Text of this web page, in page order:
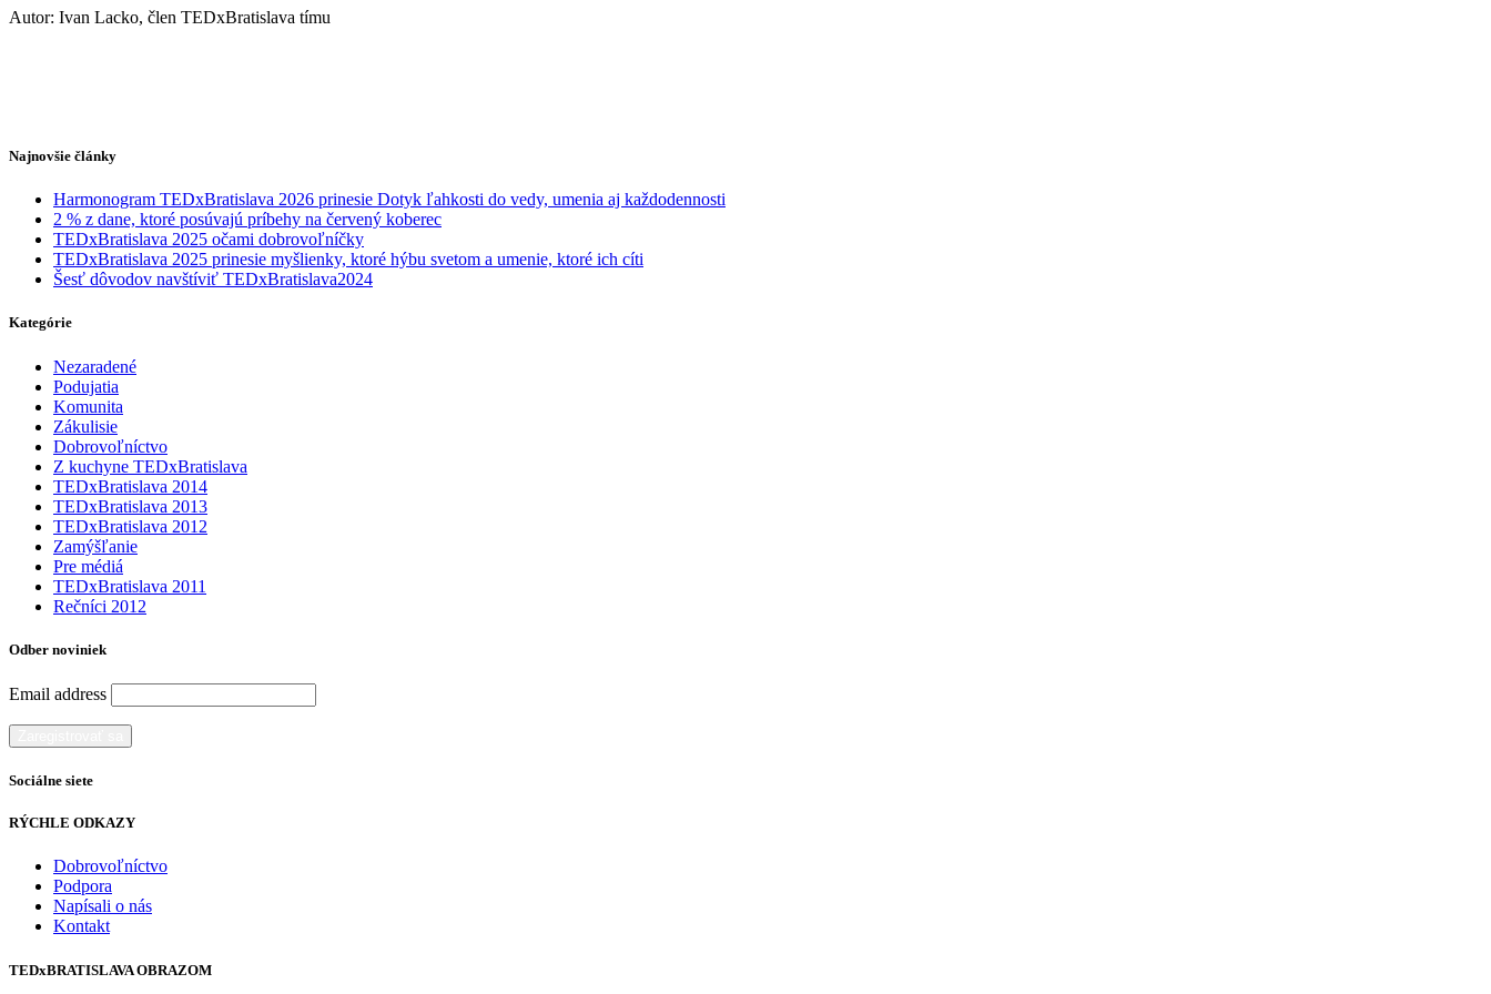
Autor: Ivan Lacko, člen TEDxBratislava tímu
Najnovšie články
Harmonogram TEDxBratislava 2026 prinesie Dotyk ľahkosti do vedy, umenia aj každodennosti
2 % z dane, ktoré posúvajú príbehy na červený koberec
TEDxBratislava 2025 očami dobrovoľníčky
TEDxBratislava 2025 prinesie myšlienky, ktoré hýbu svetom a umenie, ktoré ich cíti
Šesť dôvodov navštíviť TEDxBratislava2024
Kategórie
Nezaradené
Podujatia
Komunita
Zákulisie
Dobrovoľníctvo
Z kuchyne TEDxBratislava
TEDxBratislava 2014
TEDxBratislava 2013
TEDxBratislava 2012
Zamýšľanie
Pre médiá
TEDxBratislava 2011
Rečníci 2012
Odber noviniek
Email address
Sociálne siete
RÝCHLE ODKAZY
Dobrovoľníctvo
Podpora
Napísali o nás
Kontakt
TEDxBRATISLAVA OBRAZOM